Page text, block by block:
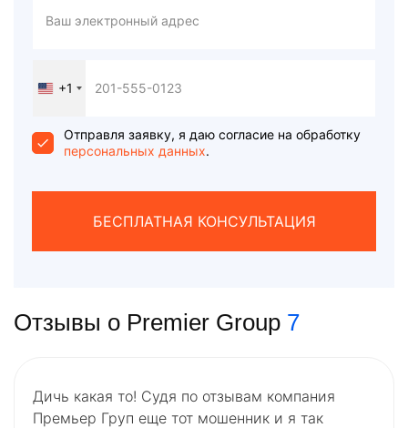
United
+1
+1
Отправля заявку, я даю согласие на обработку
персональных данных.
БЕСПЛАТНАЯ КОНСУЛЬТАЦИЯ
Отзывы о Premier Group 7
Дичь какая то! Судя по отзывам компания
Премьер Груп еще тот мошенник и я так